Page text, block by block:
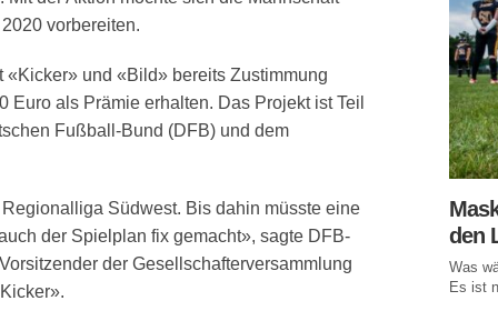
vorbereiten.
und «Bild» bereits Zustimmung
als Prämie erhalten. Das Projekt ist Teil
Fußball-Bund (DFB) und dem
Südwest. Bis dahin müsste eine
der Spielplan fix gemacht», sagte DFB-
der Gesellschafterversammlung
den
Was
Es ist